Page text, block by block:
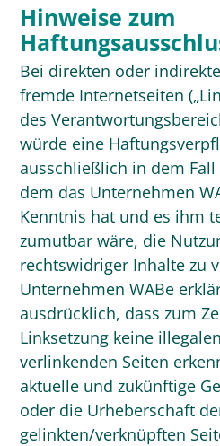
Hinweise zum
Bei direkten oder
fremde Internetseiten
des
würde eine
ausschließlich in dem
dem das Unternehmen
Kenntnis hat und es ihm
zumutbar wäre, die
rechtswidriger Inhalte zu
Unternehmen WABe
ausdrücklich, dass zum
Linksetzung keine
verlinkenden Seiten
aktuelle und zukünftige
oder die Urheberschaft
gelinkten/verknüpften